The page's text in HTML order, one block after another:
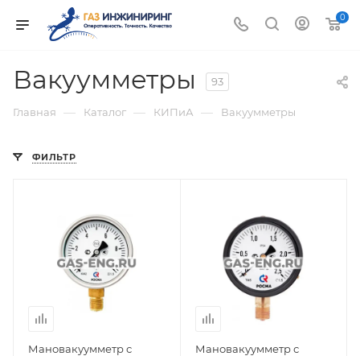
0
Вакуумметры 93
Главная — Каталог — КИПиА — Вакуумметры
ФИЛЬТР
Мановакуумметр с
Мановакуумметр с